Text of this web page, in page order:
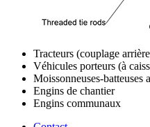
Tracteurs (couplage
Véhicules porteurs (à
Moissonneuses-batteuses
Engins de chantier
Engins communaux